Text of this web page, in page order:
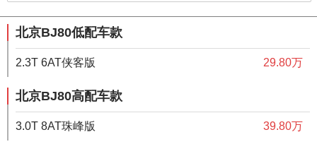
北京BJ80低配车款
2.3T 6AT侠客版 29.80万
北京BJ80高配车款
3.0T 8AT珠峰版 39.80万